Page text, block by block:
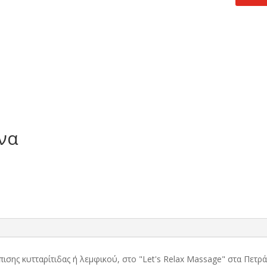
κυτταρίτιδας ή λεμφικού, στο "Let's Relax Massage" στα